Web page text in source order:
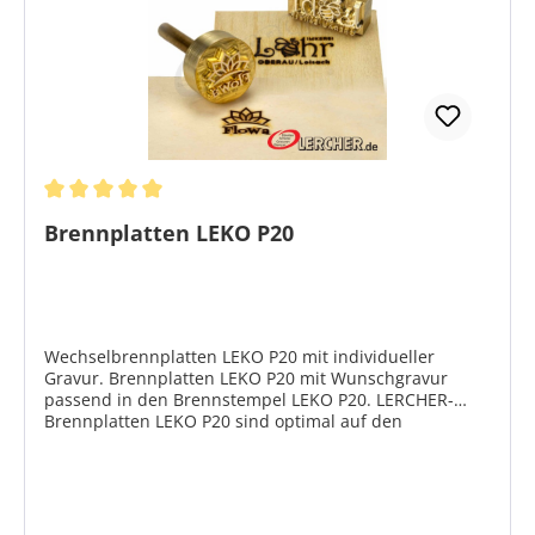
Brennplatten LEKO P20
Wechselbrennplatten LEKO P20 mit individueller
Gravur. Brennplatten LEKO P20 mit Wunschgravur
passend in den Brennstempel LEKO P20. LERCHER-
Brennplatten LEKO P20 sind optimal auf den